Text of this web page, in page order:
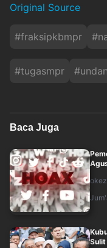
Original Source
#fraksipkbmpr #
#tugasmpr #
Baca Juga